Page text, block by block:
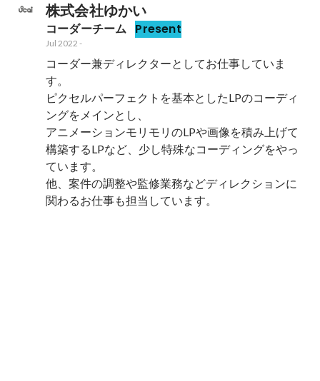
株式会社ゆかい
コーダーチーム Present
Jul 2022 -
コーダー兼ディレクターとしてお仕事していま
す。
ピクセルパーフェクトを基本としたLPのコーディ
ングをメインとし、
アニメーションモリモリのLPや画像を積み上げて
構築するLPなど、少し特殊なコーディングをやっ
ています。
他、案件の調整や監修業務などディレクションに
関わるお仕事も担当しています。